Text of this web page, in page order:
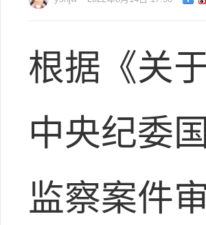
根据《关
中央纪委
监察案件